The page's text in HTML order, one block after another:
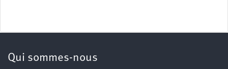
Qui sommes-nous